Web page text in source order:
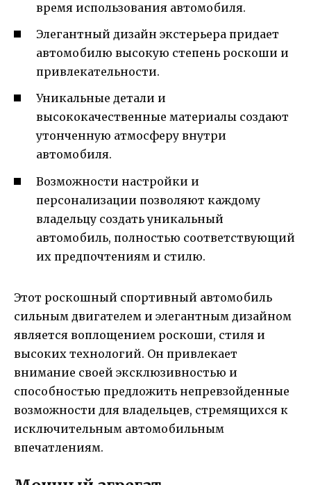
время использования автомобиля.
Элегантный дизайн экстерьера придает
автомобилю высокую степень роскоши и
привлекательности.
Уникальные детали и
высококачественные материалы создают
утонченную атмосферу внутри
автомобиля.
Возможности настройки и
персонализации позволяют каждому
владельцу создать уникальный
автомобиль, полностью соответствующий
их предпочтениям и стилю.
Этот роскошный спортивный автомобиль
сильным двигателем и элегантным дизайном
является воплощением роскоши, стиля и
высоких технологий. Он привлекает
внимание своей эксклюзивностью и
способностью предложить непревзойденные
возможности для владельцев, стремящихся к
исключительным автомобильным
впечатлениям.